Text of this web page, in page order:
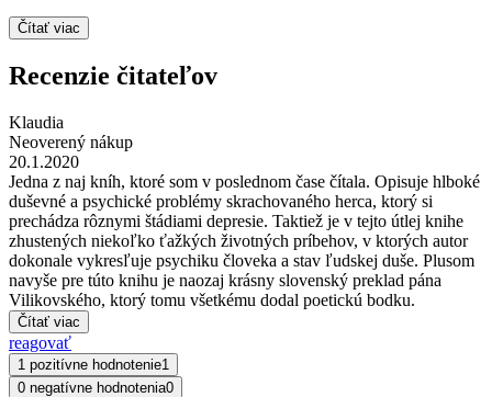
Čítať viac
Recenzie čitateľov
Klaudia
Neoverený nákup
20.1.2020
Jedna z naj kníh, ktoré som v poslednom čase čítala. Opisuje hlboké
duševné a psychické problémy skrachovaného herca, ktorý si
prechádza rôznymi štádiami depresie. Taktiež je v tejto útlej knihe
zhustených niekoľko ťažkých životných príbehov, v ktorých autor
dokonale vykresľuje psychiku človeka a stav ľudskej duše. Plusom
navyše pre túto knihu je naozaj krásny slovenský preklad pána
Vilikovského, ktorý tomu všetkému dodal poetickú bodku.
Čítať viac
reagovať
1 pozitívne hodnotenie1
0 negatívne hodnotenia0